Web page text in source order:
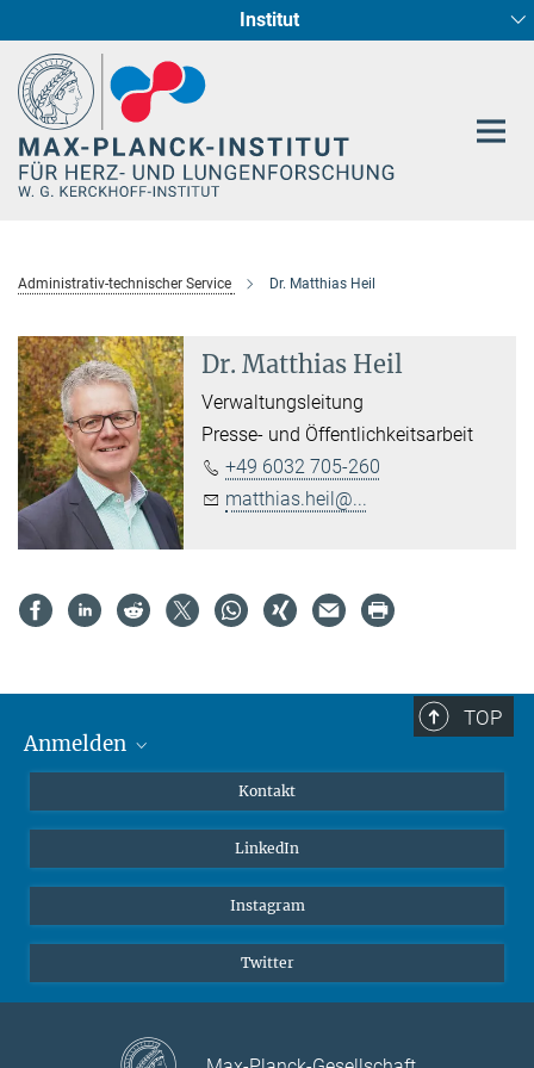
Institut
Entwicklung und Umbau des Herzens (Abt. I)
Pharmakologie (Abt. II)
Genetik der Entwicklung (Abt. III)
Cellular Resilience
Circadiane Rhythmik des Herzstoffwechsels
Neurokardiale Achse
Epigenetics
Administrativ-technischer Service Dr. Matthias Heil
Dr. Matthias Heil
Verwaltungsleitung
Presse- und Öffentlichkeitsarbeit
+49 6032 705-260
matthias.heil@...
TOP
Anmelden
Webmail
Intranet
Kontakt
LinkedIn
Instagram
Twitter